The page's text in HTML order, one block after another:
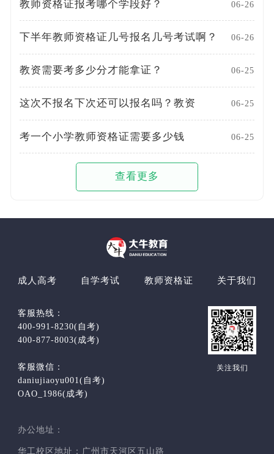
教师资格证报考哪个学段好？ 06-26
下半年教师资格证几号报名几号考试啊？ 06-26
教资需要考多少分才能拿证？ 06-25
这次不报名下次还可以报名吗？教资 06-25
考一个小学教师资格证需要多少钱 06-25
查看更多
成人高考 自学考试 教师资格证 关于我们
客服热线：
400-991-8230(自考)
400-877-8003(成考)
客服微信：
daniujiaoyu001(自考)
OAO_1986(成考)
办公地址：
华工校区地址：广州市天河区五山路
关注我们